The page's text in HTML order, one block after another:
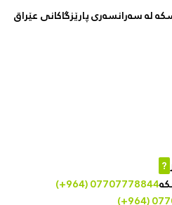
لە سەرانسەری پارێزگاکانی عێراق
?
(+964) 07707778844
(+964)